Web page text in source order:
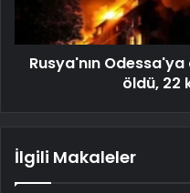
Rusya'nın Odessa'ya
öldü, 22
İlgili Makaleler